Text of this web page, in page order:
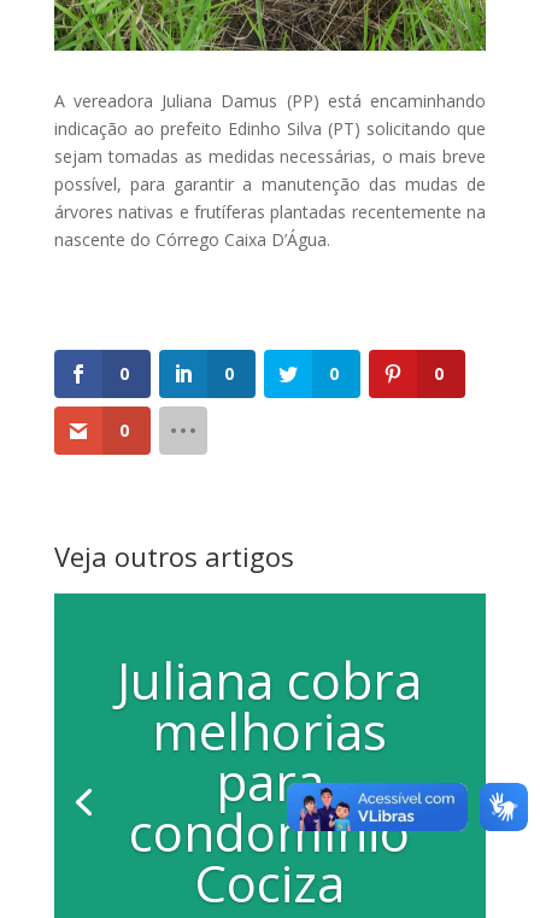
A vereadora Juliana Damus (PP) está encaminhando
indicação ao prefeito Edinho Silva (PT) solicitando que
sejam tomadas as medidas necessárias, o mais breve
possível, para garantir a manutenção das mudas de
árvores nativas e frutíferas plantadas recentemente na
nascente do Córrego Caixa D’Água.
0 0 0 0
0
Veja outros artigos
Juliana cobra
melhorias
para
condomínio
Cociza